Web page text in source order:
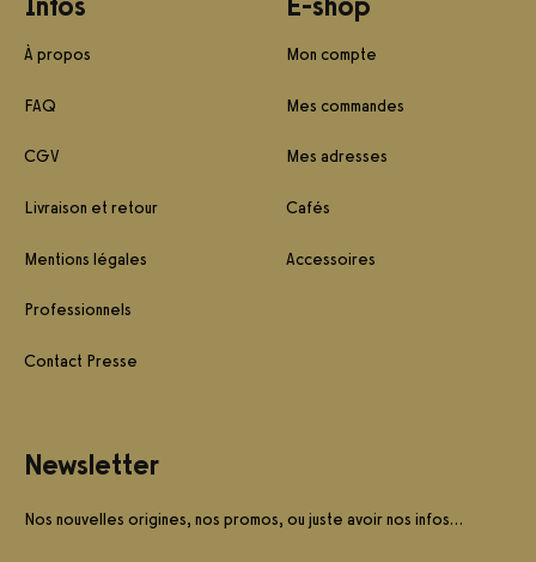
À propos
FAQ
CGV
Livraison et retour
Mentions légales
Professionnels
Contact Presse
Mon compte
Mes commandes
Mes adresses
Cafés
Accessoires
Newsletter
Nos nouvelles origines, nos promos, ou juste avoir nos infos…